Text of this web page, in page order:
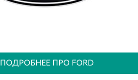
ПОДРОБНЕЕ ПРО FORD